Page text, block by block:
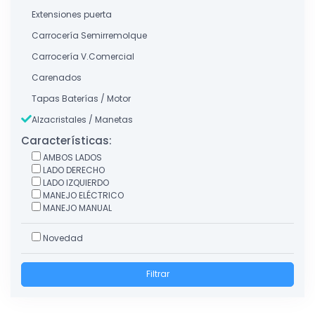
Extensiones puerta
Carrocería Semirremolque
Carrocería V.Comercial
Carenados
Tapas Baterías / Motor
Alzacristales / Manetas
Características:
AMBOS LADOS
LADO DERECHO
LADO IZQUIERDO
MANEJO ELÉCTRICO
MANEJO MANUAL
Novedad
Filtrar